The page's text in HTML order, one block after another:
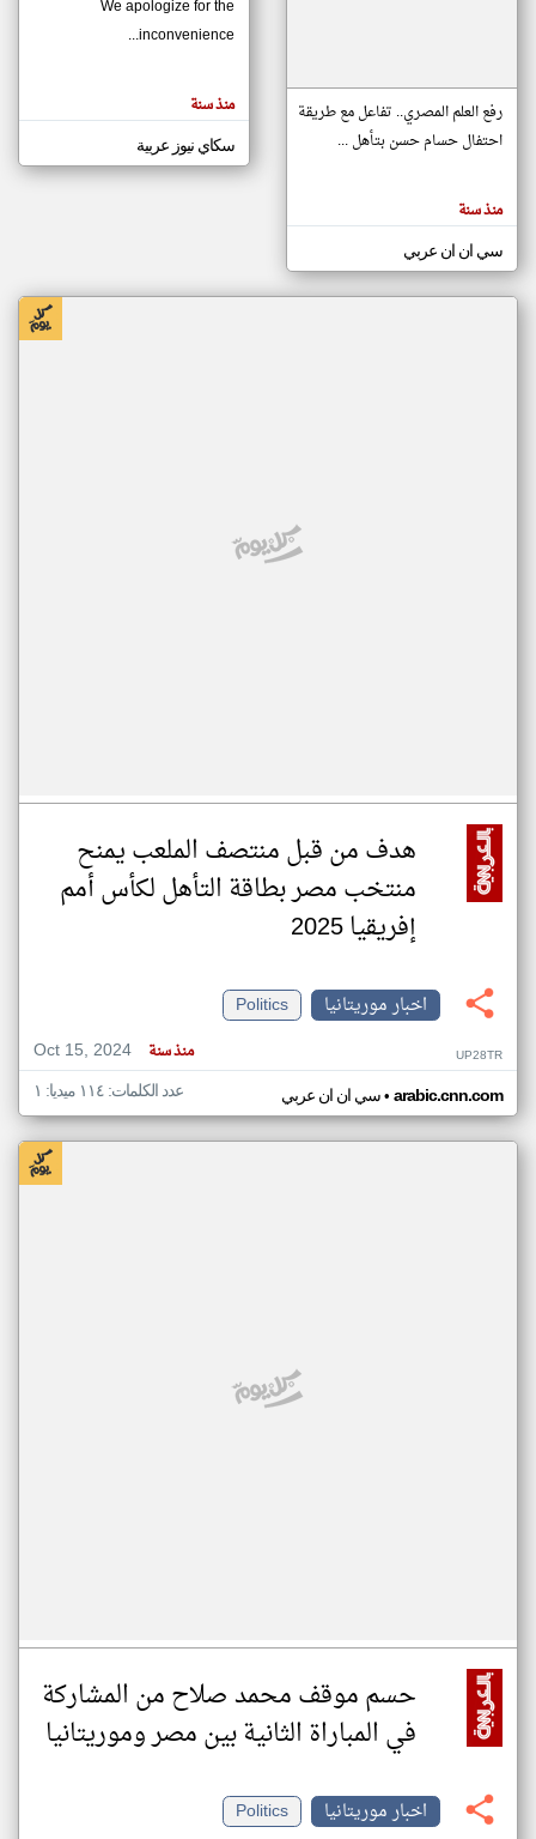
مصادر الأخبار من موريتانيا
اخبار موريتانيا على مدار الساعة
أهم اخبار موريتانيا العاجلة والمباشرة
المقالات
الموجوده
هنا عن
رفع العلم المصري.. تفاعل مع طريقة
احتفال حسام حسن بتأهل ...
منذ سنة
سي ان ان عربي
We apologize for the
inconvenience...
منذ سنة
سكاي نيوز عربية
هدف من قبل منتصف الملعب يمنح
منتخب مصر بطاقة التأهل لكأس أمم
إفريقيا 2025
اخبار موريتانيا
Politics
Oct 15, 2024
منذ سنة UP28TR
سي ان ان عربي• arabic.cnn.com عدد الكلمات: ١١٤ ميديا: ١
حسم موقف محمد صلاح من المشاركة
في المباراة الثانية بين مصر وموريتانيا
اخبار موريتانيا
Politics
klyoum.com